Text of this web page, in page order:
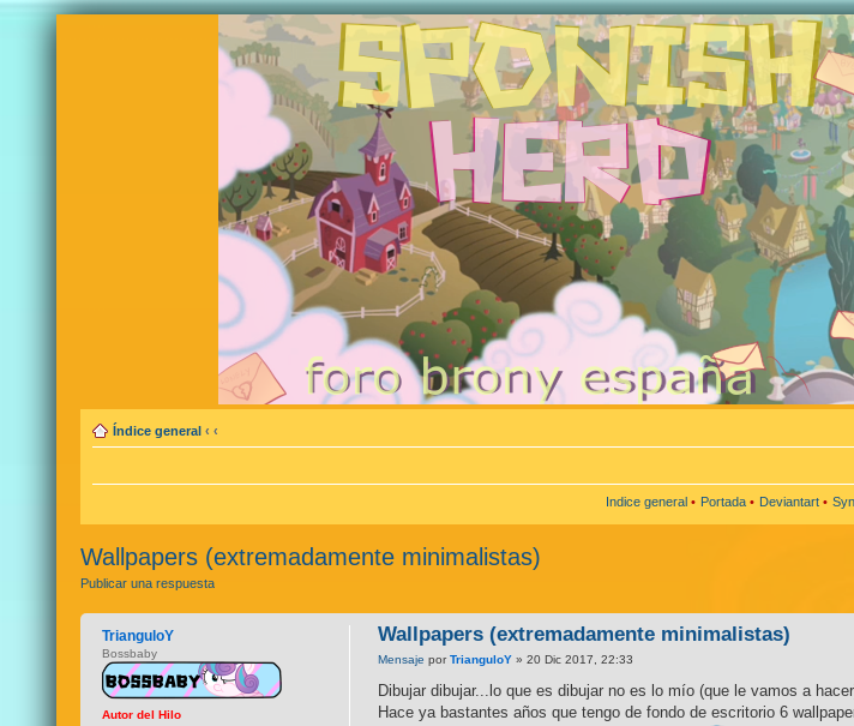
Índice general ‹ ‹
Indice general • Portada • Deviantart •
Wallpapers (extremadamente minimalistas)
Publicar una respuesta
Wallpapers (extremadamente minimalistas)
Mensaje porTrianguloY » 20 Dic 2017, 22:33
Dibujar dibujar...lo que es dibujar no es lo mío (que le vamos a
Hace ya bastantes años que tengo de fondo de escritorio 6
TrianguloY
Bossbaby
Autor del Hilo